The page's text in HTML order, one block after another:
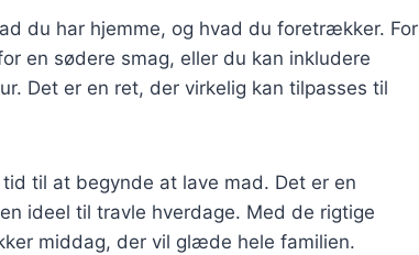
du har hjemme, og hvad du foretrækker. For
en sødere smag, eller du kan inkludere
Det er en ret, der virkelig kan tilpasses til
til at begynde at lave mad. Det er en
ideel til travle hverdage. Med de rigtige
middag, der vil glæde hele familien.